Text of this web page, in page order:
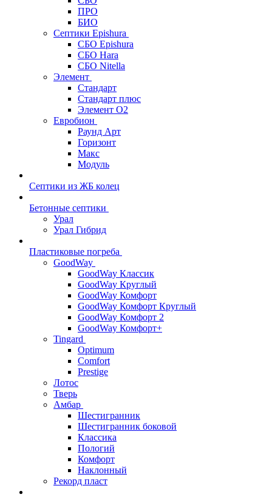
ПРО
БИО
Септики Epishura
СБО Epishura
СБО Hara
СБО Nitella
Элемент
Стандарт
Стандарт плюс
Элемент О2
Евробион
Раунд Арт
Горизонт
Макс
Модуль
Септики из ЖБ колец
Бетонные септики
Урал
Урал Гибрид
Пластиковые погреба
GoodWay
GoodWay Классик
GoodWay Круглый
GoodWay Комфорт
GoodWay Комфорт Круглый
GoodWay Комфорт 2
GoodWay Комфорт+
Tingard
Optimum
Comfort
Prestige
Лотос
Тверь
Амбар
Шестигранник
Шестигранник боковой
Классика
Пологий
Комфорт
Наклонный
Рекорд пласт